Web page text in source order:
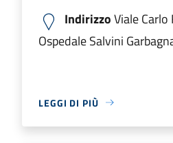
IndirizzoViale
Ospedale Salvini
LEGGI DI PIÙ